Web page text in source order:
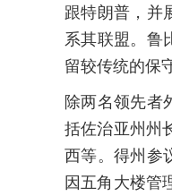
跟特朗普，并
系其联盟。鲁
留较传统的保
除两名领先者
括佐治亚州州
西等。得州参
因五角大楼管